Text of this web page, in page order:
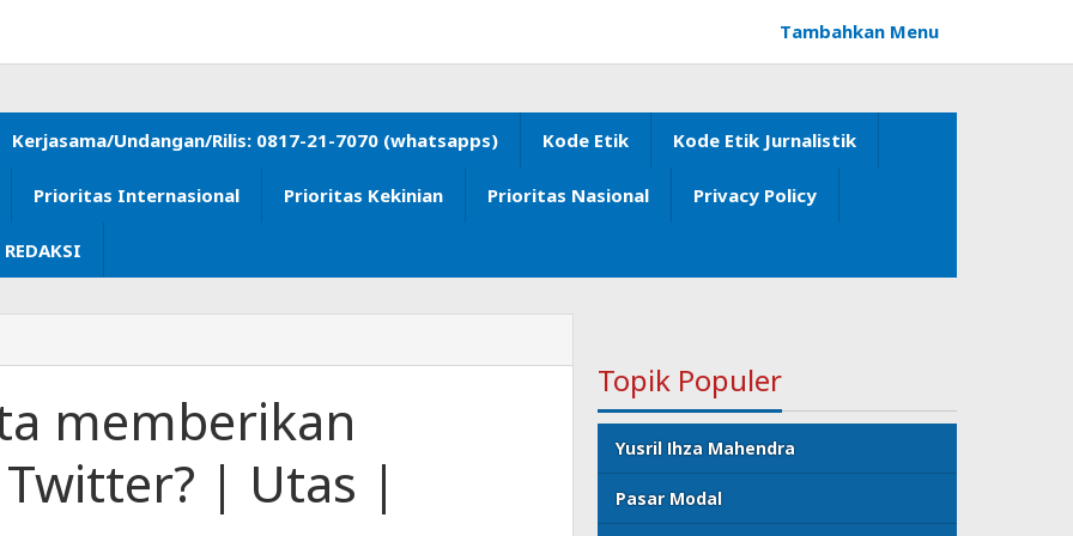
Tambahkan Menu
Kerjasama/Undangan/Rilis: 0817-21-7070 (whatsapps) Kode Etik Kode Etik Jurnalistik
Prioritas Internasional Prioritas Kekinian Prioritas Nasional Privacy Policy
memberikan
| Utas |
Topik Populer
Yusril Ihza Mahendra
Pasar Modal